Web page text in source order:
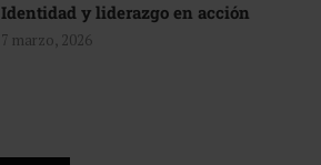
Identidad y liderazgo en acción
7 marzo, 2026